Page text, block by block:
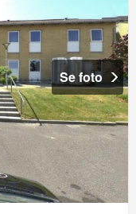
Se foto